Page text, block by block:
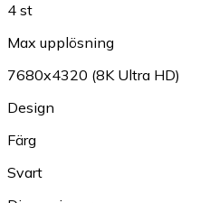
4 st
Max upplösning
7680x4320 (8K Ultra HD)
Design
Färg
Svart